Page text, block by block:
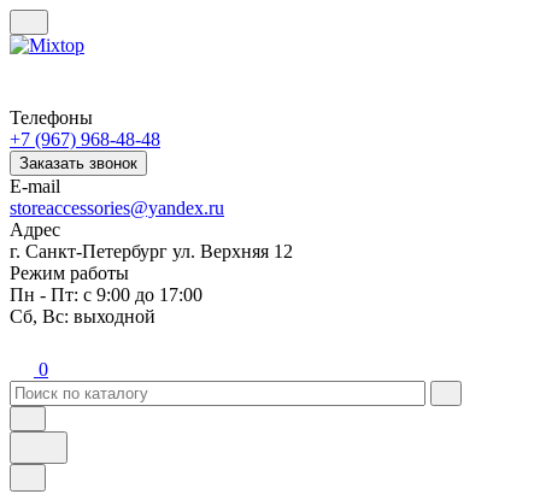
Телефоны
+7 (967) 968-48-48
Заказать звонок
E-mail
storeaccessories@yandex.ru
Адрес
г. Санкт-Петербург ул. Верхняя 12
Режим работы
Пн - Пт: с 9:00 до 17:00
Сб, Вс: выходной
0